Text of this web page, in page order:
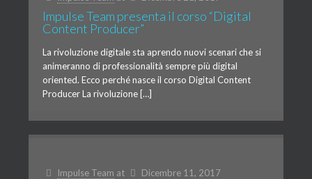
Impulse Team presenta il corso “Digital
Content Producer”
La rivoluzione digitale sta aprendo nuovi scenari che si
animeranno di professionalità sempre più digital
oriented. Ecco perché nasce il corso Digital Content
Producer La rivoluzione […]
Impulse Team at Dicembre 11, 2017